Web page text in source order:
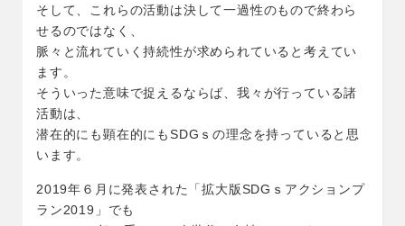
そして、これらの活動は決して一過性のもので終わら
せるのではなく、
脈々と流れていく持続性が求められていると考えてい
ます。
そういった意味で捉えるならば、我々が行っている諸
活動は、
潜在的にも顕在的にもSDGｓの理念を持っていると思
います。
2019年６月に発表された「拡大版SDGｓアクションプ
ラン2019」でも